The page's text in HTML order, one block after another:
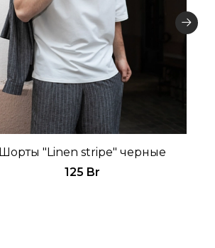
Шорты "Linen stripe" черные
125 Br